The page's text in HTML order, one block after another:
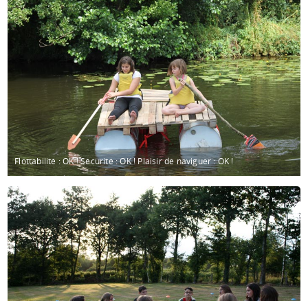
Flottabilité : OK ! Sécurité : OK ! Plaisir de naviguer : OK !